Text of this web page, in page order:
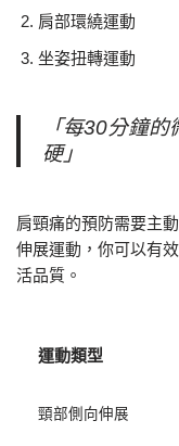
肩部環繞運動
坐姿扭轉運動
「每30分鐘
硬」
肩頸痛的預防需要主
伸展運動，你可以有
活品質。
運動類型
頸部側向伸展